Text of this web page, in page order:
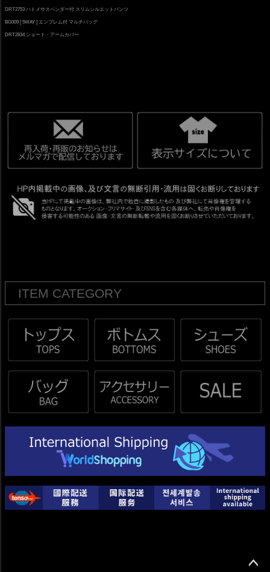
DRT2753 ハトメサスペンダー付 スリムシルエットパンツ
BG009 [ 5WAY ] エンブレム付 マルチバッグ
DRT2834 ショート・アームカバー
ITEM CATEGORY